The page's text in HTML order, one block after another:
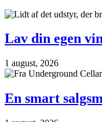
Lav din egen
1 august, 2026
En smart